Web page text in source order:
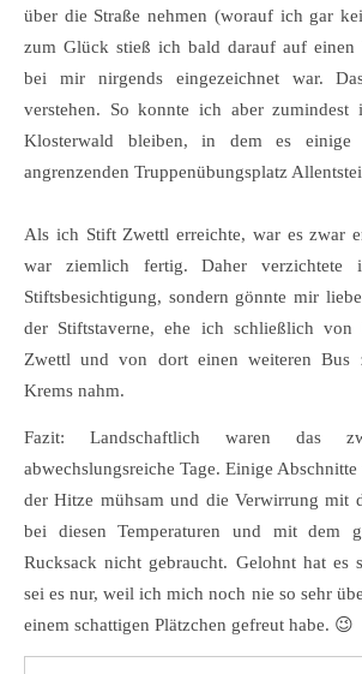
über die Straße nehmen (worauf ich gar
zum Glück stieß ich bald darauf auf einen
bei mir nirgends eingezeichnet war.
verstehen. So konnte ich aber zumindest
Klosterwald bleiben, in dem es einige
angrenzenden Truppenübungsplatz
Als ich Stift Zwettl erreichte, war es zwar
war ziemlich fertig. Daher verzichtete
Stiftsbesichtigung, sondern gönnte mir
der Stiftstaverne, ehe ich schließlich
Zwettl und von dort einen weiteren Bus
Krems nahm.
Fazit: Landschaftlich waren das
abwechslungsreiche Tage. Einige
der Hitze mühsam und die Verwirrung mit
bei diesen Temperaturen und mit dem
Rucksack nicht gebraucht. Gelohnt hat es
sei es nur, weil ich mich noch nie so sehr
einem schattigen Plätzchen gefreut habe. 😉